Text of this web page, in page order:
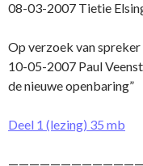
08-03-2007 Tietie
Op verzoek van
10-05-2007 Paul
de nieuwe openbaring”
Deel 1 (lezing) 35 mb